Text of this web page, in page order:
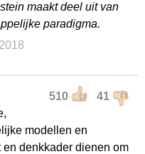
maakt deel uit van
paradigma.
510 41
modellen en
denkkader dienen om